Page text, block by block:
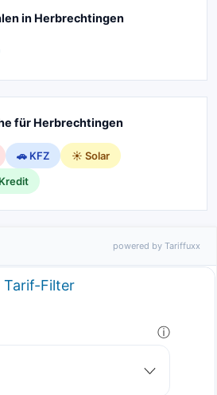
in Herbrechtingen
für Herbrechtingen
🚗 KFZ
☀️ Solar
powered by Tariffuxx